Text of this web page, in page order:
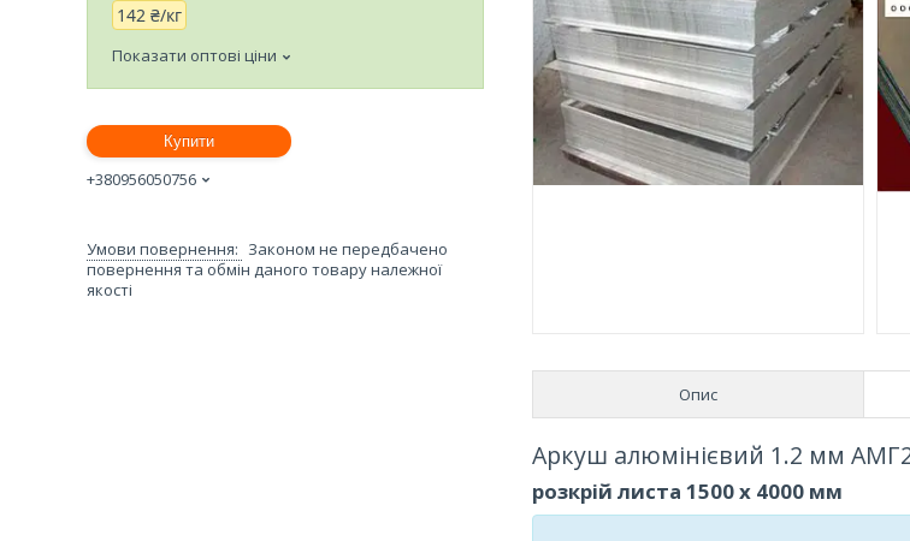
Опис
Аркуш алюмінієвий 1.2 мм
розкрій листа 1500 х 4000 мм
142 ₴/кг
Показати оптові ціни
Купити
+380956050756
Законом не передбачено
повернення та обмін даного товару належної
якості